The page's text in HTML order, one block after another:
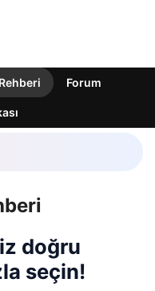
Forum
doğru
seçin!